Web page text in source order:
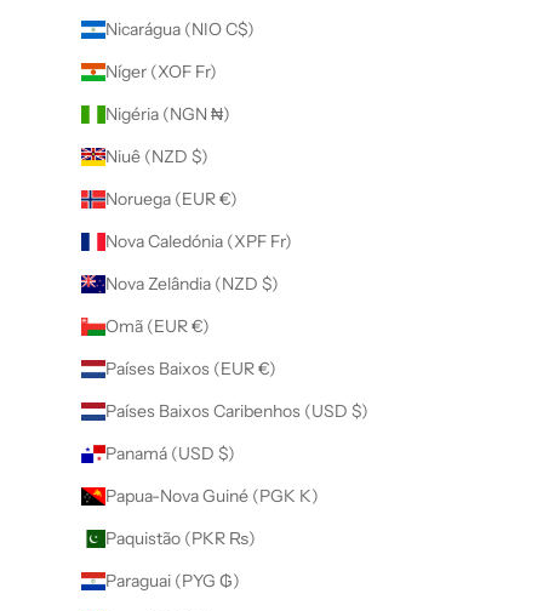
Nicarágua (NIO C$)
Níger (XOF Fr)
Nigéria (NGN ₦)
Niuê (NZD $)
Noruega (EUR €)
Nova Caledónia (XPF Fr)
Nova Zelândia (NZD $)
Omã (EUR €)
Países Baixos (EUR €)
Países Baixos Caribenhos (USD $)
Panamá (USD $)
Papua-Nova Guiné (PGK K)
Paquistão (PKR ₨)
Paraguai (PYG ₲)